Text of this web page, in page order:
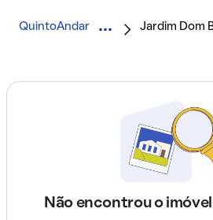
QuintoAndar Jardim Dom
Não encontrou o